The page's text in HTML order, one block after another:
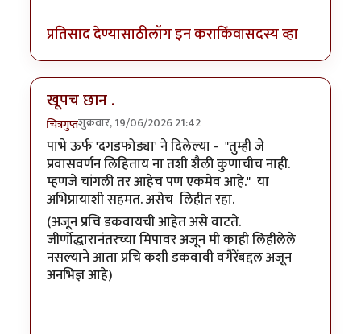
प्रतिसाद देण्यासाठीलॉग इन कराकिंवासदस्य व्हा
खूपच छान .
चित्रगुप्तशुक्रवार, 19/06/2026 21:42
पाभे ऊर्फ 'दगडफोड्या' ने दिलेल्या - "तुम्ही जे
प्रवासवर्णन लिहिताय ना तशी शैली कुणाचीच नाही.
म्हणजे चांगली तर आहेच पण एकमेव आहे." या
अभिप्रायाशी सहमत. असेच लिहीत रहा.
(अजून प्रचि डकवायची आहेत असे वाटते.
जीर्णोद्धारानंतरच्या मिपावर अजून मी काही लिहीलेले
नसल्याने आता प्रचि कशी डकवावी वगैरेंबद्दल अजून
अनभिज्ञ आहे)